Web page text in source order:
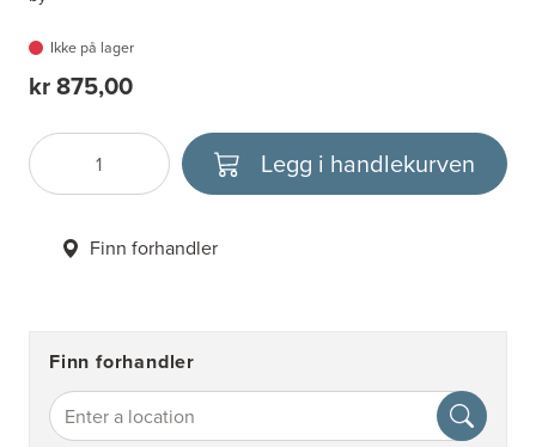
Ikke på lager
kr 875,00
Antall
Velg enhet Legg i handlekurven
Finn forhandler
Finn forhandler